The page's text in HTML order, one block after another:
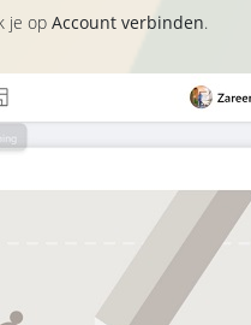
je op Account verbinden.